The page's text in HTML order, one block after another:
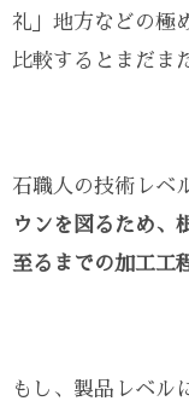
礼」地方などの極
比較するとまだま
石職人の技術レベ
ウンを図るため、
至るまでの加工工
もし、製品レベル